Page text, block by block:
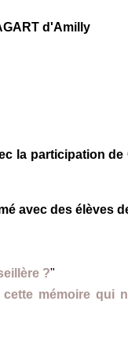
d'Amilly
la participation de
avec des élèves
?"
mémoire qui